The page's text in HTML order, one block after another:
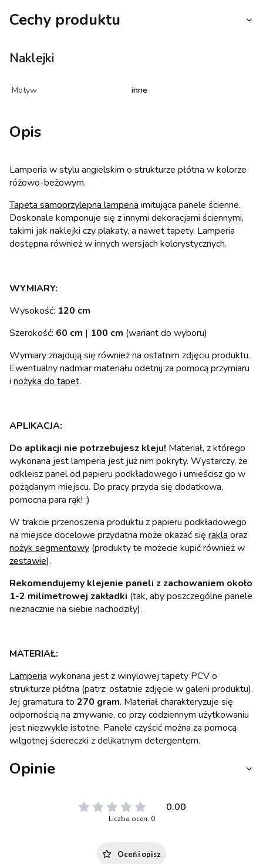
Cechy produktu
Naklejki
Motyw inne
Opis
Lamperia w stylu angielskim o strukturze płótna w kolorze
różowo-beżowym.
Tapeta samoprzylepna lamperia imitująca panele ścienne.
Doskonale komponuje się z innymi dekoracjami ściennymi,
takimi jak naklejki czy plakaty, a nawet tapety. Lamperia
dostępna również w innych wersjach kolorystycznych.
WYMIARY:
Wysokość: 120 cm
Szerokość: 60 cm | 100 cm (wariant do wyboru)
Wymiary znajdują się również na ostatnim zdjęciu produktu.
Ewentualny nadmiar materiału odetnij za pomocą przymiaru
i nożyka do tapet.
APLIKACJA:
Do aplikacji nie potrzebujesz kleju! Materiał, z którego
wykonana jest lamperia jest już nim pokryty. Wystarczy, że
odkleisz panel od papieru podkładowego i umieścisz go w
pożądanym miejscu. Do pracy przyda się dodatkowa,
pomocna para rąk! ;)
W trakcie przenoszenia produktu z papieru podkładowego
na miejsce docelowe przydatna może okazać się rakla oraz
nożyk segmentowy (produkty te możecie kupić również w
zestawie).
Rekomendujemy klejenie paneli z zachowaniem około
1-2 milimetrowej zakładki (tak, aby poszczególne panele
nieznacznie na siebie nachodziły).
MATERIAŁ:
Lamperia wykonana jest z winylowej tapety PCV o
strukturze płótna (patrz: ostatnie zdjęcie w galerii produktu).
Jej gramatura to 270 gram. Materiał charakteryzuje się
odpornością na zmywanie, co przy codziennym użytkowaniu
jest niezwykle istotne. Panele czyścić można za pomocą
wilgotnej ściereczki z delikatnym detergentem.
Opinie
0.00
Liczba ocen: 0
Oceń i opisz